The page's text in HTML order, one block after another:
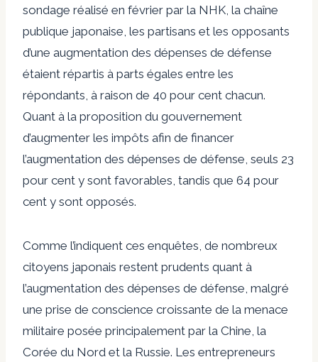
sondage réalisé en février par la NHK, la chaîne
publique japonaise, les partisans et les opposants
d’une augmentation des dépenses de défense
étaient répartis à parts égales entre les
répondants, à raison de 40 pour cent chacun.
Quant à la proposition du gouvernement
d’augmenter les impôts afin de financer
l’augmentation des dépenses de défense, seuls 23
pour cent y sont favorables, tandis que 64 pour
cent y sont opposés.
Comme l’indiquent ces enquêtes, de nombreux
citoyens japonais restent prudents quant à
l’augmentation des dépenses de défense, malgré
une prise de conscience croissante de la menace
militaire posée principalement par la Chine, la
Corée du Nord et la Russie. Les entrepreneurs